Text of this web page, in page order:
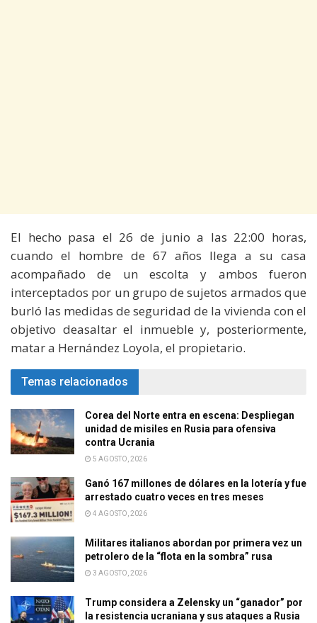
El hecho pasa el 26 de junio a las 22:00 horas,
cuando el hombre de 67 años llega a su casa
acompañado de un escolta y ambos fueron
interceptados por un grupo de sujetos armados que
burló las medidas de seguridad de la vivienda con el
objetivo deasaltar el inmueble y, posteriormente,
matar a Hernández Loyola, el propietario.
Temas relacionados
Corea del Norte entra en escena: Despliegan
unidad de misiles en Rusia para ofensiva
contra Ucrania
5 AGOSTO, 2026
Ganó 167 millones de dólares en la lotería y fue
arrestado cuatro veces en tres meses
4 AGOSTO, 2026
Militares italianos abordan por primera vez un
petrolero de la “flota en la sombra” rusa
3 AGOSTO, 2026
Trump considera a Zelensky un “ganador” por
la resistencia ucraniana y sus ataques a Rusia